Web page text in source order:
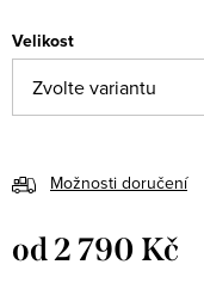
Velikost
Možnosti doručení
od2 790 Kč